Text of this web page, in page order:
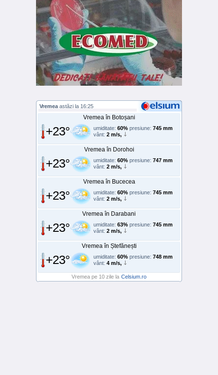
Vremea astăzi la 16:25
Vremea în Botoșani
+23° umiditate: 60% presiune: 745 mm
vânt: 2 m/s,
Vremea în Dorohoi
+23° umiditate: 60% presiune: 747 mm
vânt: 2 m/s,
Vremea în Bucecea
+23° umiditate: 60% presiune: 745 mm
vânt: 2 m/s,
Vremea în Darabani
+23° umiditate: 63% presiune: 745 mm
vânt: 2 m/s,
Vremea în Ștefănești
+23° umiditate: 60% presiune: 748 mm
vânt: 4 m/s,
Vremea pe 10 zile la Celsium.ro